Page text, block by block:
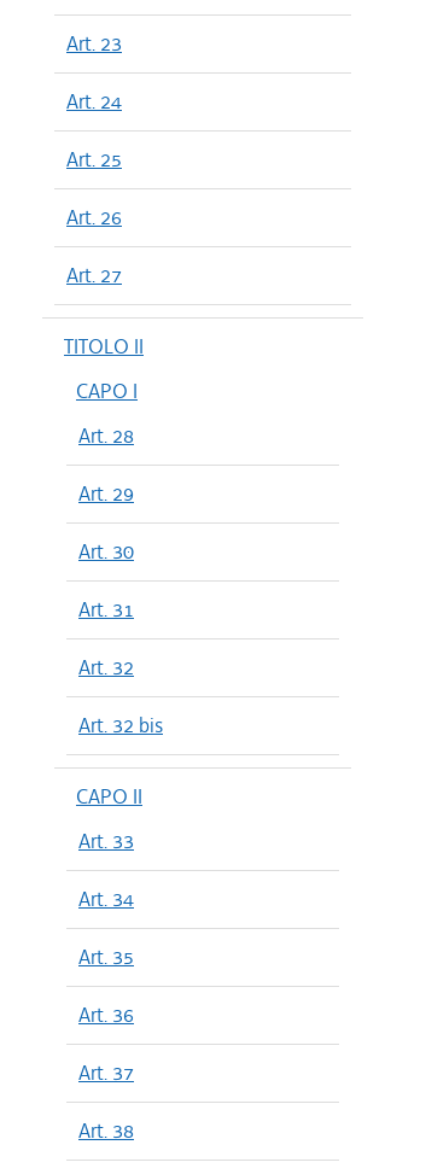
Art. 23
Art. 24
Art. 25
Art. 26
Art. 27
TITOLO II
CAPO I
Art. 28
Art. 29
Art. 30
Art. 31
Art. 32
Art. 32 bis
CAPO II
Art. 33
Art. 34
Art. 35
Art. 36
Art. 37
Art. 38